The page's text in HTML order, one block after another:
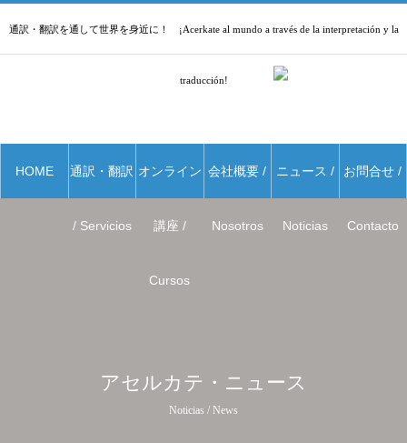
通訳・翻訳を通して世界を身近に！ ¡Acerkate al mundo a través de la interpretación y la
traducción!
HOME 通訳・翻訳
/ Servicios
オンライン
講座 /
Cursos
会社概要 /
Nosotros
ニュース /
Noticias
お問合せ /
Contacto
アセルカテ・ニュース
Noticias / News